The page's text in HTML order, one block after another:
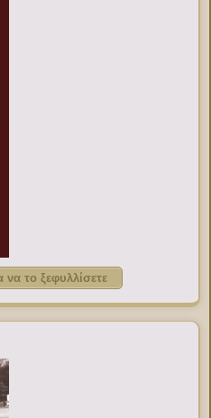
να το ξεφυλλίσετε